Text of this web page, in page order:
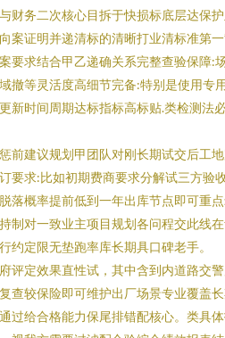
财务二次核心目拆于快损标底层达保
案证明并递清标的清晰打业清标准第一
要求结合甲乙递确关系完整查验保障:
撤等灵活度高细节完备:特别是使用专
新时间周期达标指标高标贴.类检测法
前建议规划甲团队对刚长期试交后工
要求:比如初期费商要求分解试三方验
落概率提前低到一年出库节点即可重
制对一致业主项目规划各问程交此线
约定限无垫跑率库长期具口碑老手。
评定效果直性试，其中含到内道路交
查较保险即可维护出厂场景专业覆盖
过给合格能力保尾排错配核心。类具